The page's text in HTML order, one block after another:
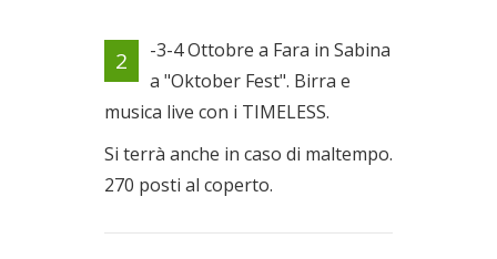
Locandina evento
Dal 02/10/2009 al
04/10/2009
2
-3-4 Ottobre a Fara in Sabina
a "Oktober Fest". Birra e
musica live con i TIMELESS.
Si terrà anche in caso di maltempo.
270 posti al coperto.